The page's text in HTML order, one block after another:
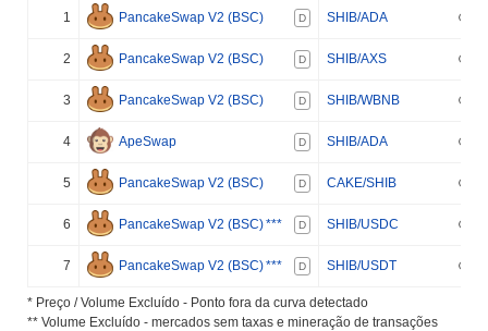
1 PancakeSwap V2 (BSC) D SHIB/ADA
2 PancakeSwap V2 (BSC) D SHIB/AXS
3 PancakeSwap V2 (BSC) D SHIB/WBNB
4 ApeSwap D SHIB/ADA
5 PancakeSwap V2 (BSC) D CAKE/SHIB
6 PancakeSwap V2 (BSC)*** D SHIB/USDC
7 PancakeSwap V2 (BSC)*** D SHIB/USDT
* Preço / Volume Excluído - Ponto fora da curva detectado
** Volume Excluído - mercados sem taxas e mineração de transações